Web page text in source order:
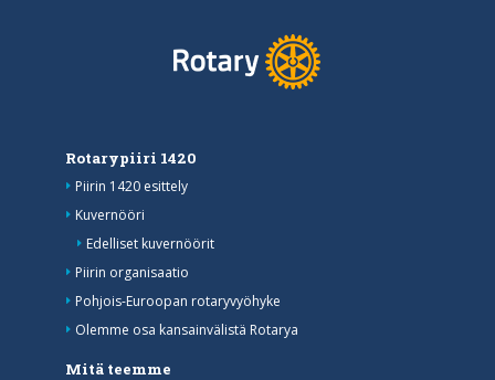
Rotarypiiri 1420
Piirin 1420 esittely
Kuvernööri
Edelliset kuvernöörit
Piirin organisaatio
Pohjois-Euroopan rotaryvyöhyke
Olemme osa kansainvälistä Rotarya
Mitä teemme